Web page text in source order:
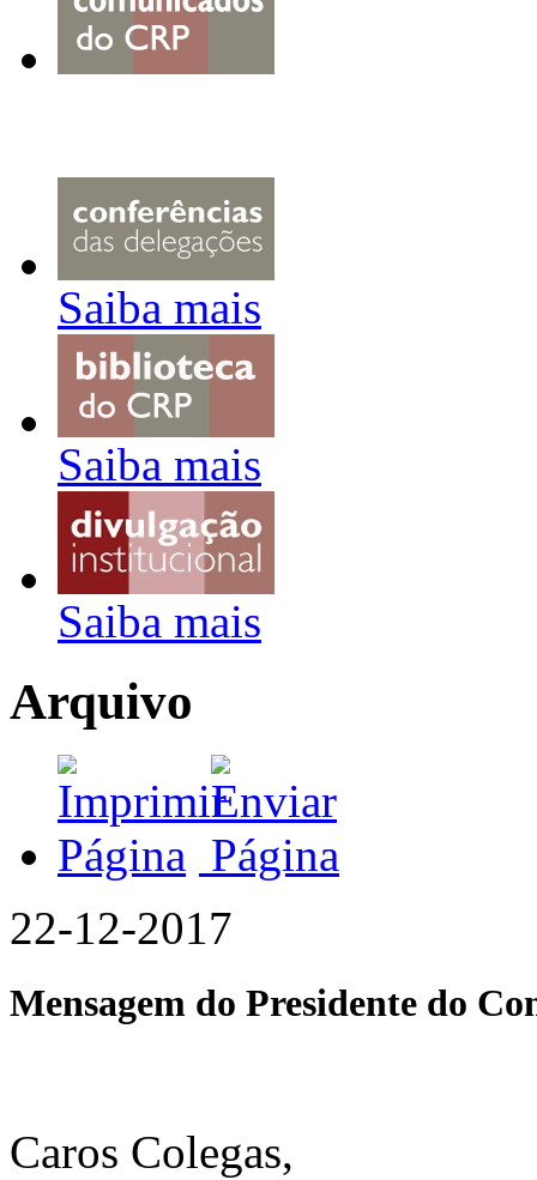
Saiba mais
Saiba mais
Saiba mais
Arquivo
22-12-2017
Mensagem do Presidente do
Caros Colegas,